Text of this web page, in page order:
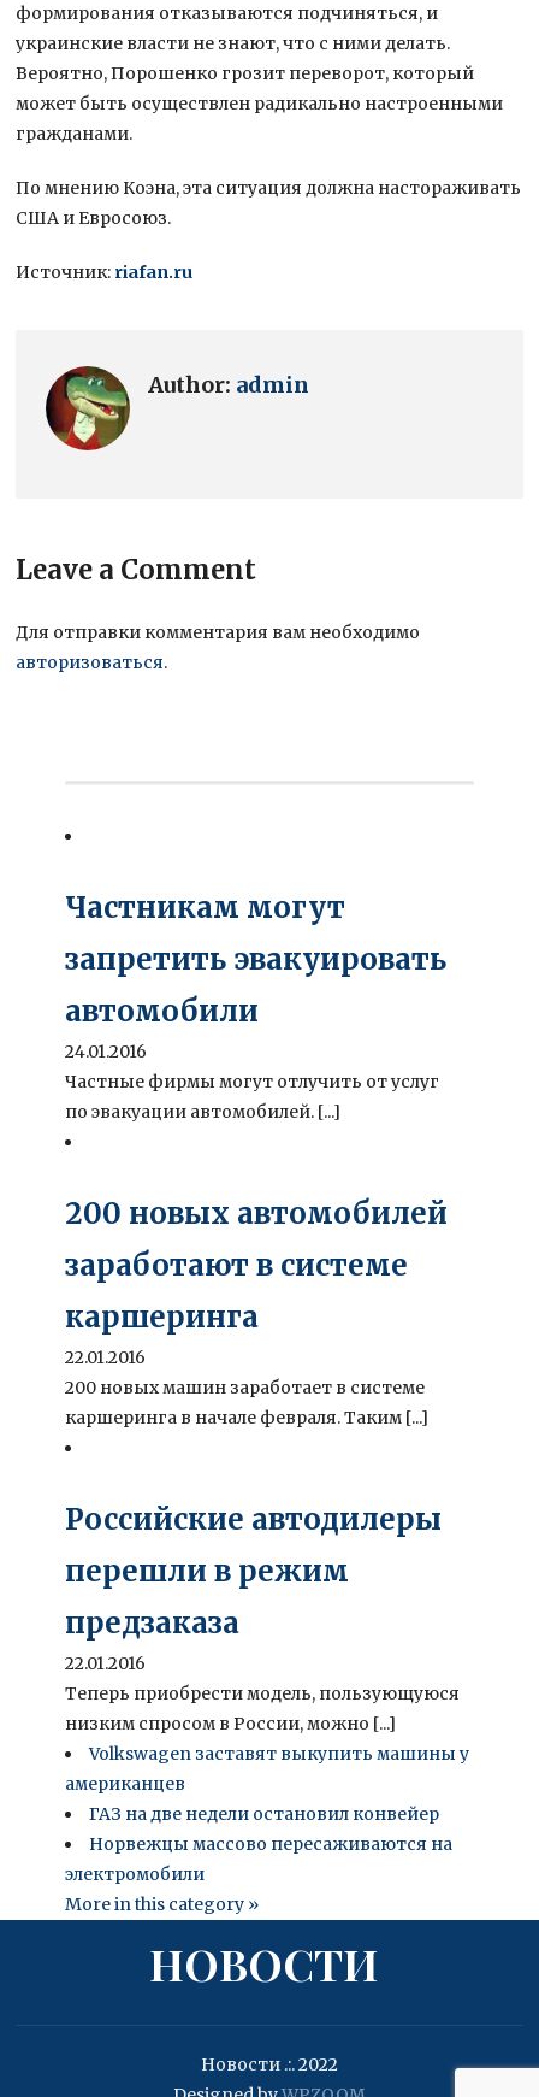
формирования отказываются подчиняться, и
украинские власти не знают, что с ними делать.
Вероятно, Порошенко грозит переворот, который
может быть осуществлен радикально настроенными
гражданами.
По мнению Коэна, эта ситуация должна настораживать
США и Евросоюз.
Источник: riafan.ru
Author: admin
Leave a Comment
Для отправки комментария вам необходимо
авторизоваться.
Частникам могут
запретить эвакуировать
автомобили
24.01.2016
Частные фирмы могут отлучить от услуг
по эвакуации автомобилей. [...]
200 новых автомобилей
заработают в системе
каршеринга
22.01.2016
200 новых машин заработает в системе
каршеринга в начале февраля. Таким [...]
Российские автодилеры
перешли в режим
предзаказа
22.01.2016
Теперь приобрести модель, пользующуюся
низким спросом в России, можно [...]
Volkswagen заставят выкупить машины у
американцев
ГАЗ на две недели остановил конвейер
Норвежцы массово пересаживаются на
электромобили
More in this category »
НОВОСТИ
Новости .:. 2022